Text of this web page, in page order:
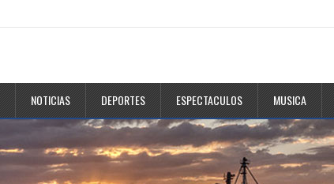
NOTICIAS DEPORTES ESPECTACULOS MUSICA